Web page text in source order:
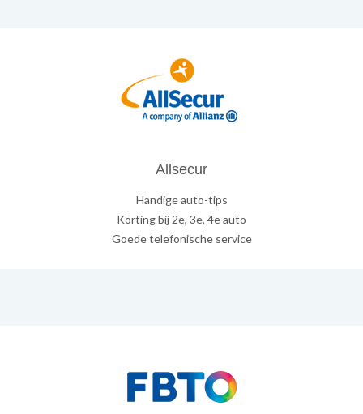
Allsecur
Handige auto-tips
Korting bij 2e, 3e, 4e auto
Goede telefonische service